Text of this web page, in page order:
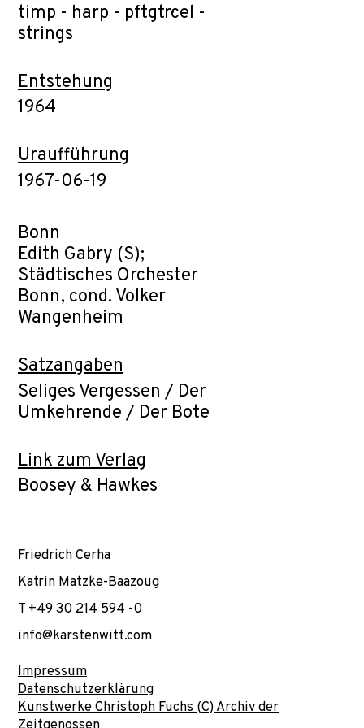
timp - harp - pft·gtr·cel -
strings
Entstehung
1964
Uraufführung
1967-06-19
Bonn
Edith Gabry (S);
Städtisches Orchester
Bonn, cond. Volker
Wangenheim
Satzangaben
Seliges Vergessen / Der
Umkehrende / Der Bote
Link zum Verlag
Boosey & Hawkes
Friedrich Cerha
Katrin Matzke-Baazoug
T +49 30 214 594 -0
info@karstenwitt.com
Impressum
Datenschutzerklärung
Kunstwerke Christoph Fuchs (C) Archiv der